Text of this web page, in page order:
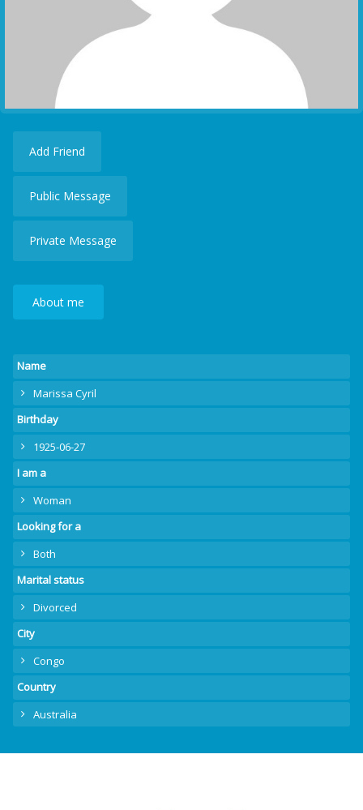
Add Friend
Public Message
Private Message
About me
Name
Marissa Cyril
Birthday
1925-06-27
I am a
Woman
Looking for a
Both
Marital status
Divorced
City
Congo
Country
Australia